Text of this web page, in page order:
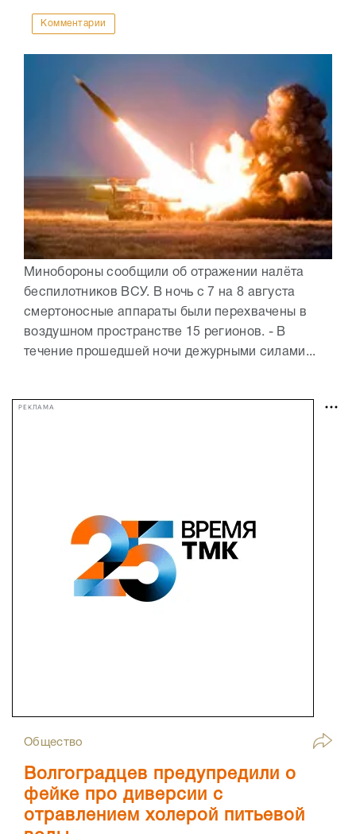
Комментарии
Минобороны сообщили об отражении налёта
беспилотников ВСУ. В ночь с 7 на 8 августа
смертоносные аппараты были перехвачены в
воздушном пространстве 15 регионов. - В
течение прошедшей ночи дежурными силами...
РЕКЛАМА
Общество
Волгоградцев предупредили о
фейке про диверсии с
отравлением холерой питьевой